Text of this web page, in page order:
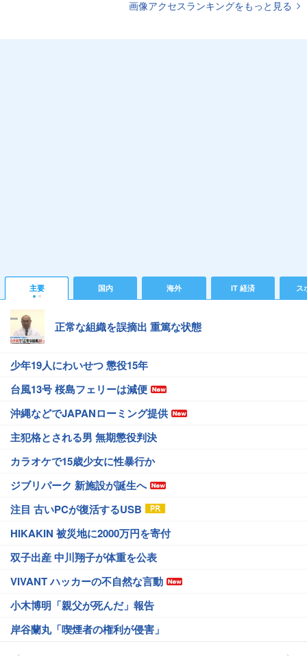
画像アクセスランキングをもっと見る
主要 国内 海外 IT 経済 ス
正常な組織を誤摘出 重篤な状態
少年19人にわいせつ 懲役15年
台風13号 桜島フェリーは減便
沖縄などでJAPANローミング提供
主犯格とされる男 無期懲役判決
カラオケで15歳少女に性暴行か
ジブリパーク 新施設が誕生へ
注目 古いPCが復活するUSB
HIKAKIN 被災地に2000万円を寄付
双子出産 中川翔子が体重を公表
VIVANT ハッカーの不自然な言動
小木博明「親父が死んだ」報告
岸谷蘭丸「喫煙者の権利が侵害」